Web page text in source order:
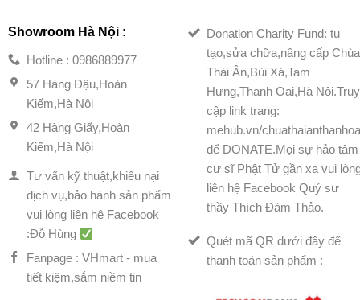
Showroom Hà Nội :
Hotline : 0986889977
57 Hàng Đậu,Hoàn
Kiếm,Hà Nội
42 Hàng Giấy,Hoàn
Kiếm,Hà Nội
Tư vấn kỹ thuật,khiếu nại
dịch vụ,bảo hành sản phẩm
vui lòng liên hệ Facebook
:Đỗ Hùng
Fanpage : VHmart - mua
tiết kiệm,sắm niềm tin
Donation Charity Fund: tu
tạo,sửa chữa,nâng cấp Chùa
Thái Ân,Bùi Xá,Tam
Hưng,Thanh Oai,Hà Nội.Truy
cập link trang:
mehub.vn/
để DONATE.Mọi sự hảo tâm
cư sĩ Phật Tử gần xa vui
liên hệ Facebook Quý sư
thầy Thích Đàm Thảo.
Quét mã QR dưới đây để
thanh toán sản phẩm :